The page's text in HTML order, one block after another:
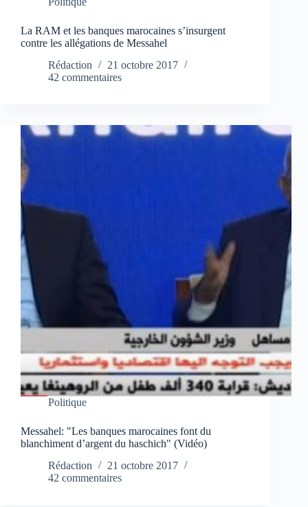
La RAM et les banques marocaines s’insurgent
contre les allégations de Messahel
Rédaction
21 octobre 2017
42 commentaires
Politique
Messahel: "Les banques marocaines font du
blanchiment d’argent du haschich" (Vidéo)
Rédaction
21 octobre 2017
42 commentaires